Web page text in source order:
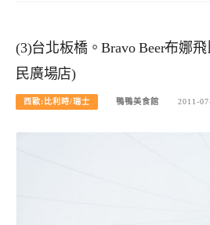
(3)台北板橋。Bravo Beer布娜
民廣場店)
西歐:比利時/瑞士 鴨鴨美食館 2011-